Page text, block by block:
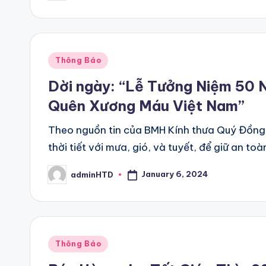
by
Posted
Thông Báo
Dời ngày: “Lễ Tưởng Niệm 50
Quên Xương Máu Việt Nam”
Theo nguồn tin của BMH Kính thưa Quý
thời tiết với mưa, gió, và tuyết, để giữ an
Posted
by
adminHTD January 6, 2024
Posted
Thông Báo